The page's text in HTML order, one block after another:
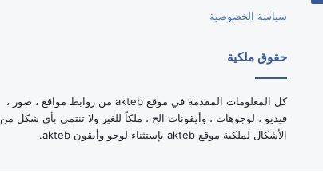
سياسة الخصوصية
حقوق ملكية
كل المعلومات المقدمة في موقع akteb من روابط مواقع ، صور ،
فيديو ، لوجوهات ، وأيقونات الخ ، ملكاً للغير ولا تنتمى بأي شكل من
الأشكال لملكية موقع akteb بإستثناء لوجو وأيقون akteb.